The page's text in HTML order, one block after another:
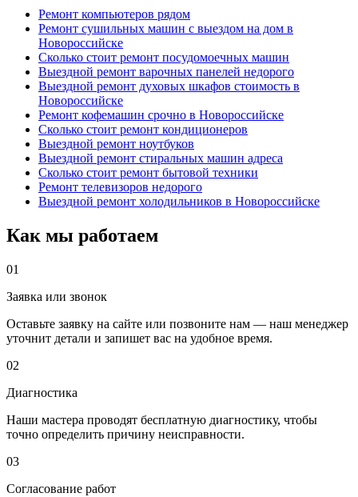
Ремонт компьютеров рядом
Ремонт сушильных машин с выездом на дом в
Новороссийске
Сколько стоит ремонт посудомоечных машин
Выездной ремонт варочных панелей недорого
Выездной ремонт духовых шкафов стоимость в
Новороссийске
Ремонт кофемашин срочно в Новороссийске
Сколько стоит ремонт кондиционеров
Выездной ремонт ноутбуков
Выездной ремонт стиральных машин адреса
Сколько стоит ремонт бытовой техники
Ремонт телевизоров недорого
Выездной ремонт холодильников в Новороссийске
Как мы работаем
01
Заявка или звонок
Оставьте заявку на сайте или позвоните нам — наш менеджер
уточнит детали и запишет вас на удобное время.
02
Диагностика
Наши мастера проводят бесплатную диагностику, чтобы
точно определить причину неисправности.
03
Согласование работ